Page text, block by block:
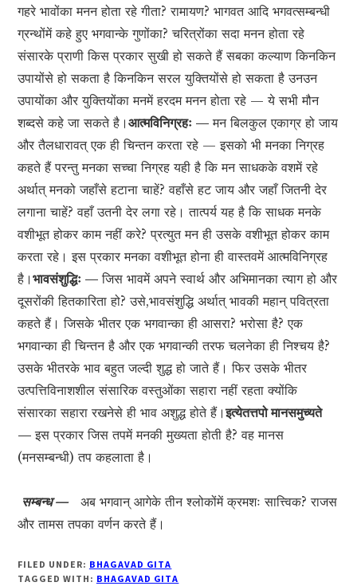
गहरे भावोंका मनन होता रहे गीता? रामायण? भागवत आदि भगवत्सम्बन्धी
ग्रन्थोंमें कहे हुए भगवान्के गुणोंका? चरित्रोंका सदा मनन होता रहे
संसारके प्राणी किस प्रकार सुखी हो सकते हैं सबका कल्याण किनकिन
उपायोंसे हो सकता है किनकिन सरल युक्तियोंसे हो सकता है उनउन
उपायोंका और युक्तियोंका मनमें हरदम मनन होता रहे — ये सभी मौन
शब्दसे कहे जा सकते है।आत्मविनिग्रहः —मन बिलकुल एकाग्र हो जाय
और तैलधारावत् एक ही चिन्तन करता रहे — इसको भी मनका निग्रह
कहते हैं परन्तु मनका सच्चा निग्रह यही है कि मन साधकके वशमें रहे
अर्थात् मनको जहाँसे हटाना चाहें? वहाँसे हट जाय और जहाँ जितनी देर
लगाना चाहें? वहाँ उतनी देर लगा रहे। तात्पर्य यह है कि साधक मनके
वशीभूत होकर काम नहीं करे? प्रत्युत मन ही उसके वशीभूत होकर काम
करता रहे। इस प्रकार मनका वशीभूत होना ही वास्तवमें आत्मविनिग्रह
है।भावसंशुद्धिः —जिस भावमें अपने स्वार्थ और अभिमानका त्याग हो और
दूसरोंकी हितकारिता हो? उसे,भावसंशुद्धि अर्थात् भावकी महान् पवित्रता
कहते हैं। जिसके भीतर एक भगवान्का ही आसरा? भरोसा है? एक
भगवान्का ही चिन्तन है और एक भगवान्की तरफ चलनेका ही निश्चय है?
उसके भीतरके भाव बहुत जल्दी शुद्ध हो जाते हैं। फिर उसके भीतर
उत्पत्तिविनाशशील संसारिक वस्तुओंका सहारा नहीं रहता क्योंकि
संसारका सहारा रखनेसे ही भाव अशुद्ध होते हैं।इत्येतत्तपो मानसमुच्यते
—इस प्रकार जिस तपमें मनकी मुख्यता होती है? वह मानस
(मनसम्बन्धी) तप कहलाता है।
सम्बन्ध —
अब भगवान् आगेके तीन श्लोकोंमें क्रमशः सात्त्विक? राजस
और तामस तपका वर्णन करते हैं।
FILED UNDER: BHAGAVAD GITA
TAGGED WITH: BHAGAVAD GITA